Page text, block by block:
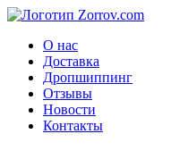
О нас
Доставка
Дропшиппинг
Отзывы
Новости
Контакты